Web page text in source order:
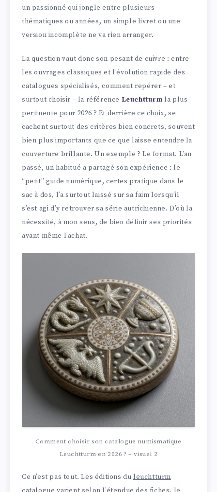
un passionné qui jongle entre plusieurs
thématiques ou années, un simple livret ou une
version incomplète ne va rien arranger.
La question vaut donc son pesant de cuivre : entre
les ouvrages classiques et l’évolution rapide des
catalogues spécialisés, comment repérer – et
surtout choisir – la référence Leuchtturm la plus
pertinente pour 2026 ? Et derrière ce choix, se
cachent surtout des critères bien concrets, souvent
bien plus importants que ce que laisse entendre la
couverture brillante. Un exemple ? Le format. L’an
passé, un habitué a partagé son expérience : le
“petit” guide numérique, certes pratique dans le
sac à dos, l’a surtout laissé sur sa faim lorsqu’il
s’est agi d’y retrouver sa série autrichienne. D’où la
nécessité, à mon sens, de bien définir ses priorités
avant même l’achat.
Comment choisir son catalogue numismatique
Leuchtturm en 2026 ? – visuel 2
Ce n’est pas tout. Les éditions duleuchtturm